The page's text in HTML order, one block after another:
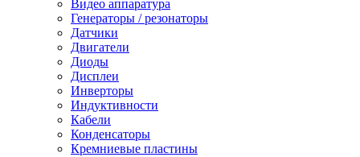
Видео аппаратура
Генераторы / резонаторы
Датчики
Двигатели
Диоды
Дисплеи
Инверторы
Индуктивности
Кабели
Конденсаторы
Кремниевые пластины